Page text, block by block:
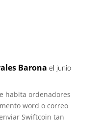
Barona el junio
habita ordenadores
word o correo
Swiftcoin tan